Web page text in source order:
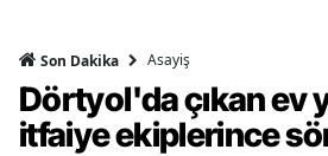
Son Dakika Asayiş
Dörtyol'da çıkan ev
itfaiye ekiplerince